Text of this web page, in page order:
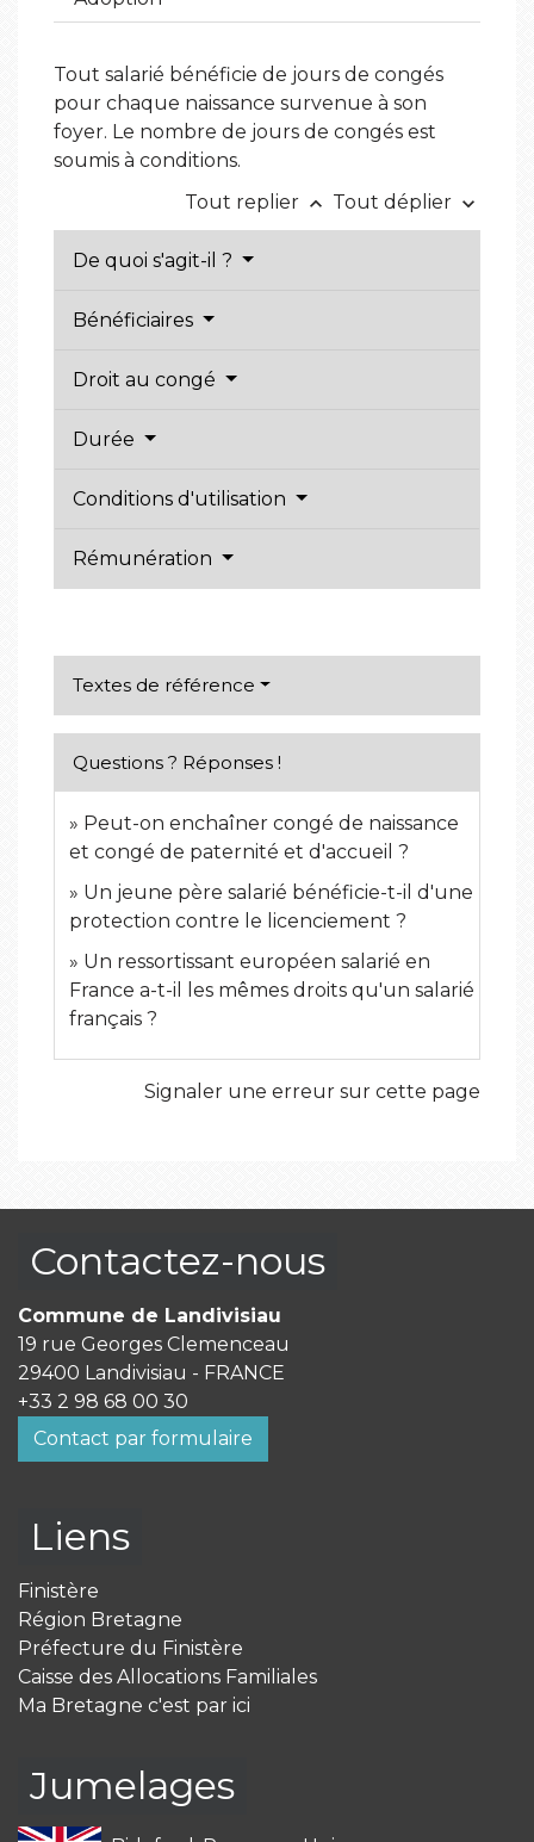
Tout salarié bénéficie de jours de congés
pour chaque naissance survenue à son
foyer. Le nombre de jours de congés est
soumis à conditions.
Tout replier keyboard_arrow_up Tout déplier keyboard_arrow_down
De quoi s'agit-il ?
Bénéficiaires
Droit au congé
Durée
Conditions d'utilisation
Rémunération
Textes de référence
Questions ? Réponses !
Peut-on enchaîner congé de naissance
et congé de paternité et d'accueil ?
Un jeune père salarié bénéficie-t-il d'une
protection contre le licenciement ?
Un ressortissant européen salarié en
France a-t-il les mêmes droits qu'un salarié
français ?
Signaler une erreur sur cette page
Contactez-nous
Commune de Landivisiau
19 rue Georges Clemenceau
29400 Landivisiau - FRANCE
+33 2 98 68 00 30
Contact par formulaire
Liens
Finistère
Région Bretagne
Préfecture du Finistère
Caisse des Allocations Familiales
Ma Bretagne c'est par ici
Jumelages